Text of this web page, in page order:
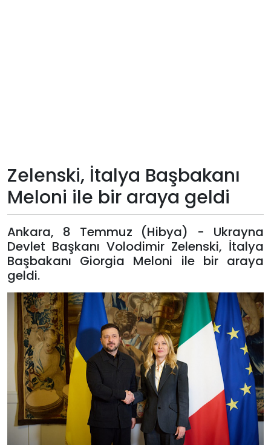
Künye
Giriş
Yap
Zelenski, İtalya Başbakanı
Meloni ile bir araya geldi
Ankara, 8 Temmuz (Hibya) - Ukrayna
Devlet Başkanı Volodimir Zelenski, İtalya
Başbakanı Giorgia Meloni ile bir araya
geldi.